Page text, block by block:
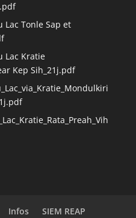
Lac Tonle Sap et
Lac Kratie
Kep Sih_21j.pdf
Infos SIEM REAP